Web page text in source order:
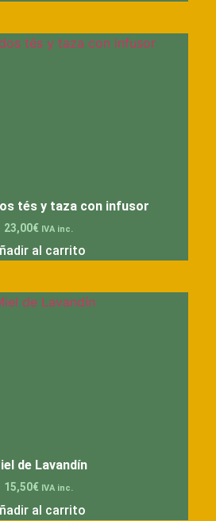
tés y taza con infusor
23,00€ IVA inc.
al carrito
de Lavandín
15,50€ IVA inc.
al carrito